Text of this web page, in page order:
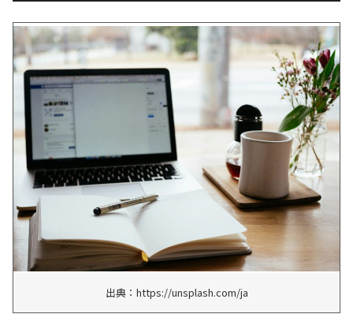
出典：https://unsplash.com/ja